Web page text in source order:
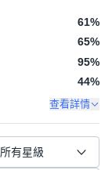
61%
65%
95%
44%
查看詳情
所有星級